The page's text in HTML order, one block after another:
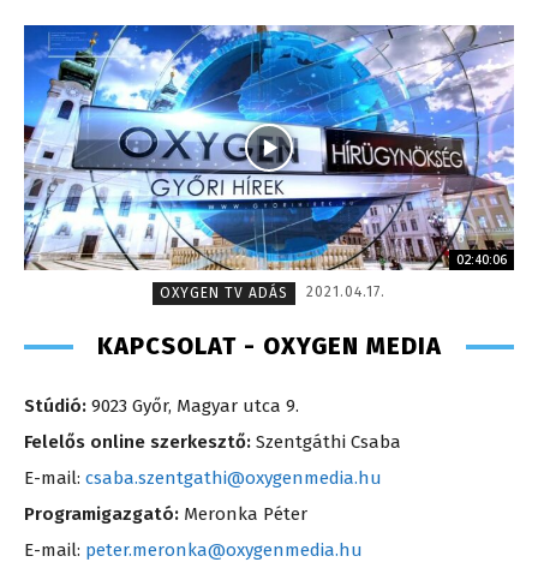
02:40:06
OXYGEN TV ADÁS
2021.04.17.
KAPCSOLAT - OXYGEN MEDIA
Stúdió: 9023 Győr, Magyar utca 9.
Felelős online szerkesztő: Szentgáthi Csaba
E-mail: csaba.szentgathi@oxygenmedia.hu
Programigazgató: Meronka Péter
E-mail: peter.meronka@oxygenmedia.hu